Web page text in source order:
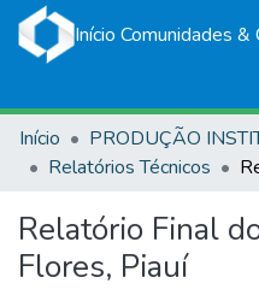
Início Comunidades &
Início
Relatórios Técnicos
Relatório Final
Flores, Piauí